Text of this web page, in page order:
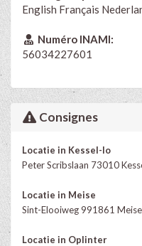
English Français
Numéro INAMI:
56034227601
Consignes
Locatie in Kessel-lo
Peter Scribslaan 73010
Locatie in Meise
Sint-Elooiweg 991861 Meise
Locatie in Oplinter